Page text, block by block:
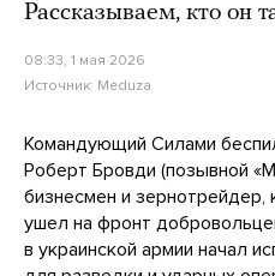
Рассказываем, кто он
08:33, 1 мая 2026
Источник: Meduza
Командующий Силами
Роберт Бровди (позывной
бизнесмен и зернотрейдер,
ушел на фронт
в украинской армии начал